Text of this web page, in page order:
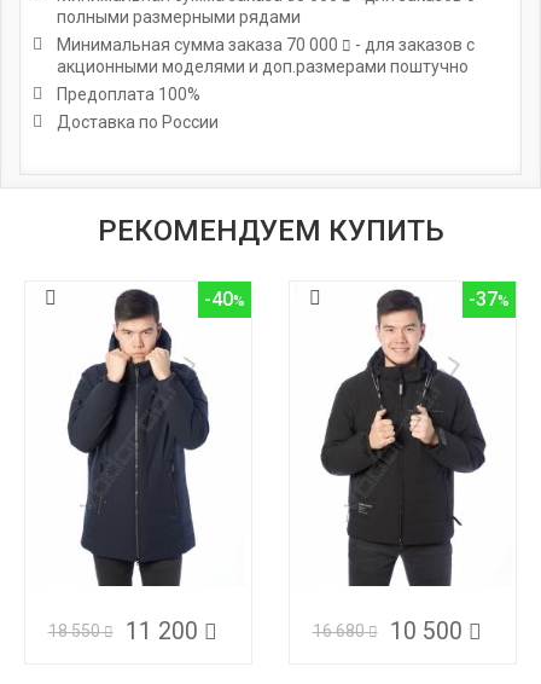
полными размерными рядами
Минимальная сумма заказа 70 000
- для заказов с
акционными моделями и доп.размерами поштучно
Предоплата 100%
Доставка по России
РЕКОМЕНДУЕМ КУПИТЬ
-40
18 550 11 200
-37
16 680 10 500